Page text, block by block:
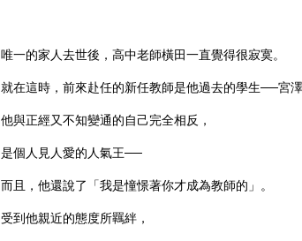
唯一的家人去世後，高中老師橫田一直覺得很寂寞。
就在這時，前來赴任的新任教師是他過去的學生──宮澤
他與正經又不知變通的自己完全相反，
是個人見人愛的人氣王──
而且，他還說了「我是憧憬著你才成為教師的」。
受到他親近的態度所羈絆，